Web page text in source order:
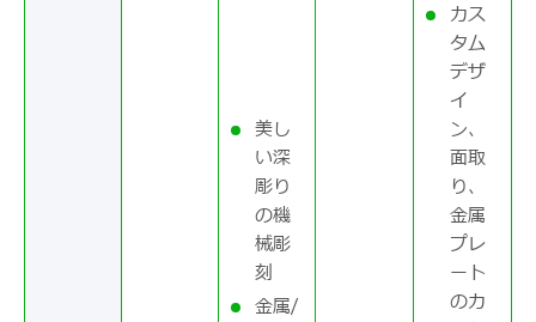
美し
い深
彫り
の機
械彫
刻
金属/
カス
タム
デザ
イ
ン、
面取
り、
金属
プレ
ート
のカ